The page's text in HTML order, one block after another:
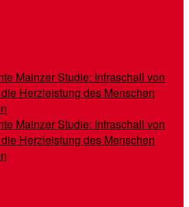
Mainzer Studie: Infraschall von
Herzleistung des Menschen
Mainzer Studie: Infraschall von
Herzleistung des Menschen